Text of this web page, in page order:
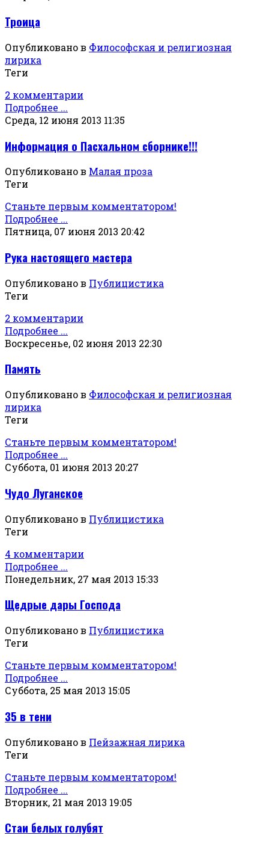
Троица
Опубликовано в Философская и религиозная
лирика
Теги
2 комментарии
Подробнее ...
Среда, 12 июня 2013 11:35
Информация о Пасхальном сборнике!!!
Опубликовано в Малая проза
Теги
Станьте первым комментатором!
Подробнее ...
Пятница, 07 июня 2013 20:42
Рука настоящего мастера
Опубликовано в Публицистика
Теги
2 комментарии
Подробнее ...
Воскресенье, 02 июня 2013 22:30
Память
Опубликовано в Философская и религиозная
лирика
Теги
Станьте первым комментатором!
Подробнее ...
Суббота, 01 июня 2013 20:27
Чудо Луганское
Опубликовано в Публицистика
Теги
4 комментарии
Подробнее ...
Понедельник, 27 мая 2013 15:33
Щедрые дары Господа
Опубликовано в Публицистика
Теги
Станьте первым комментатором!
Подробнее ...
Суббота, 25 мая 2013 15:05
35 в тени
Опубликовано в Пейзажная лирика
Теги
Станьте первым комментатором!
Подробнее ...
Вторник, 21 мая 2013 19:05
Стаи белых голубят